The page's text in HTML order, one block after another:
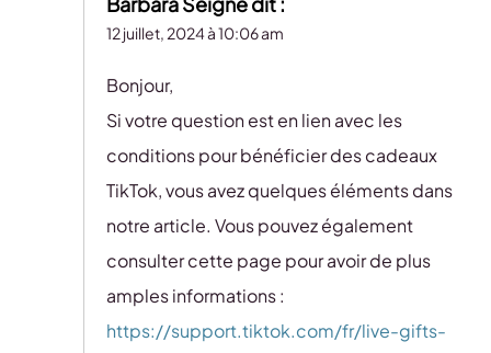
12 juillet, 2024 à 10:06 am
Bonjour,
Si votre question est en lien avec les
conditions pour bénéficier des cadeaux
TikTok, vous avez quelques éléments dans
notre article. Vous pouvez également
consulter cette page pour avoir de plus
amples informations :
https://support.tiktok.com/fr/live-gifts-